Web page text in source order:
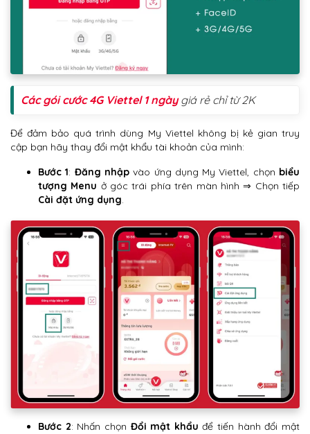
Các gói cước 4G Viettel 1 ngàygiá rẻ chỉ từ 2K
Để đảm bảo quá trình dùng My Viettel không bị kẻ gian truy
cập bạn hãy thay đổi mật khẩu tài khoản của mình:
Bước 1: Đăng nhậpvào ứng dụng My Viettel, chọn biểu
tượng Menu ở góc trái phía trên màn hình ⇒ Chọn tiếp
Cài đặt ứng dụng.
Bước 2: Nhấn chọn Đổi mật khẩu để tiến hành đổi mật